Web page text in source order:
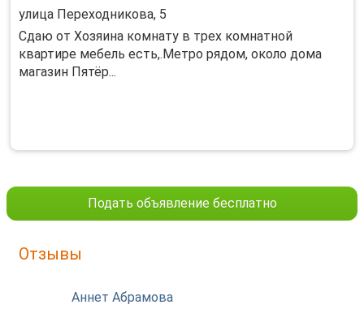
улица Переходникова, 5
Сдаю от Хозяина комнату в трех комнатной
квартире мебель есть,.Метро рядом, около дома
магазин Пятёр...
Подать объявление бесплатно
Отзывы
Аннет Абрамова